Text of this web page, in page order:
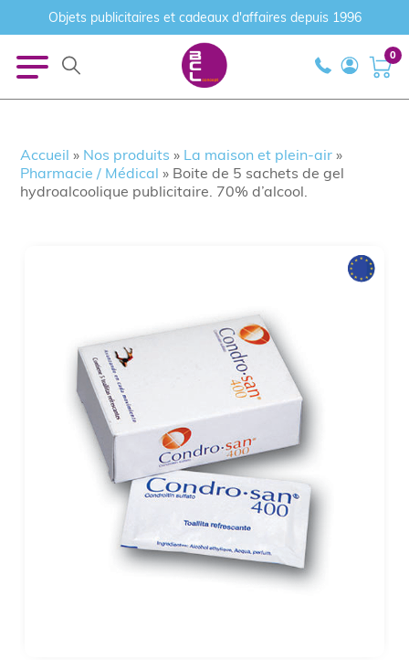
Objets publicitaires et cadeaux d'affaires depuis 1996
0
Accueil » Nos produits » La maison et plein-air »
Pharmacie / Médical » Boite de 5 sachets de gel
hydroalcoolique publicitaire. 70% d’alcool.